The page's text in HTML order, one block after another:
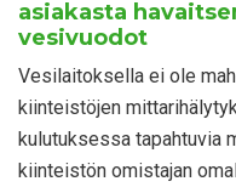
asiakasta
vesivuodot
Vesilaitoksella ei ole
kiinteistöjen
kulutuksessa tapahtuvia
kiinteistön omistajan